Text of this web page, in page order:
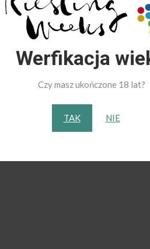
Werfikacja
Czy masz ukończone 18 lat?
TAK NIE
z różnych stron świata.
w danym miejscu oraz
również będzie prowadził
do poważnych sommelierów